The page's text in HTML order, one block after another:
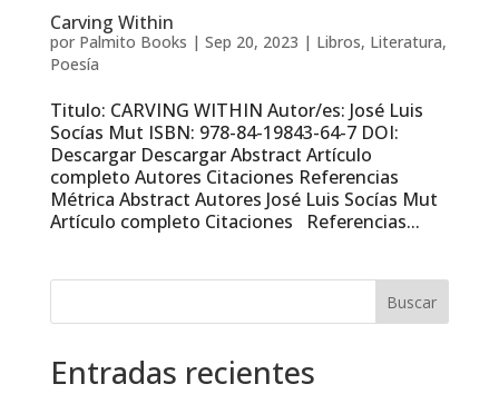
Carving Within
por Palmito Books | Sep 20, 2023 | Libros, Literatura,
Poesía
Titulo: CARVING WITHIN Autor/es: José Luis
Socías Mut ISBN: 978-84-19843-64-7 DOI:
Descargar Descargar Abstract Artículo
completo Autores Citaciones Referencias
Métrica Abstract Autores José Luis Socías Mut
Artículo completo Citaciones Referencias...
Entradas recientes